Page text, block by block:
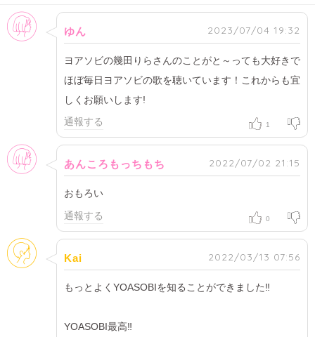
女性
ゆん 2023/07/04 19:32
ヨアソビの幾田りらさんのことがと～っても大好きで
ほぼ毎日ヨアソビの歌を聴いています！これからも宜
しくお願いします!
通報する
1
女性
あんころもっちもち 2022/07/02 21:15
おもろい
通報する
0
そのほか
Kai 2022/03/13 07:56
もっとよくYOASOBIを知ることができました‼︎
YOASOBI最高‼︎